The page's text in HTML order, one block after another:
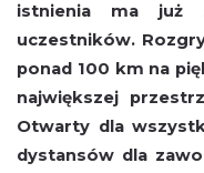
istnienia ma już
uczestników.
ponad 100 km na
największej
Otwarty dla
dystansów dla